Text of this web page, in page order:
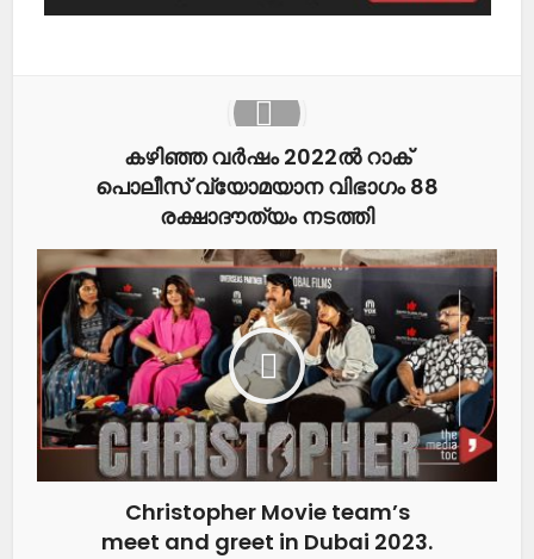
കഴിഞ്ഞ വർഷം 2022ൽ റാക്
പൊലീസ് വ്യോമയാന വിഭാഗം 88
രക്ഷാദൗത്യം നടത്തി
Christopher Movie team’s
meet and greet in Dubai 2023.